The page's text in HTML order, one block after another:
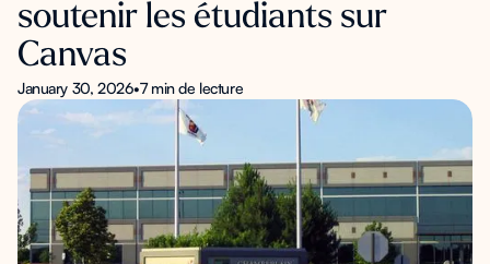
soutenir les étudiants sur
Canvas
January 30, 2026•7 min de lecture